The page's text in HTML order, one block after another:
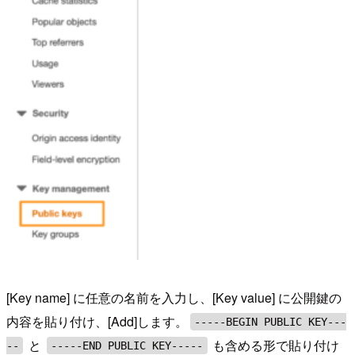
[Key name] に任意の名前を入力し、[Key value] に公開鍵の
内容を貼り付け、[Add]します。
-----BEGIN PUBLIC KEY---
--
と -----END PUBLIC KEY----- も含める形で貼り付け